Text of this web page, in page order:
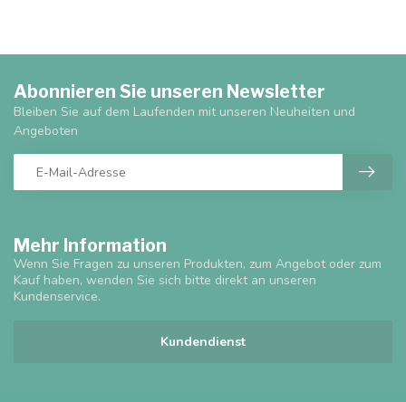
Mehr Information
Wenn Sie Fragen zu unseren Produkten, zum Angebot oder zum
Kauf haben, wenden Sie sich bitte direkt an unseren
Kundenservice.
Kundendienst
Abonnieren Sie unseren Newsletter
Bleiben Sie auf dem Laufenden mit unseren Neuheiten und
Angeboten